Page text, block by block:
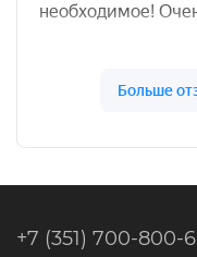
+7 (351) 700-800-6